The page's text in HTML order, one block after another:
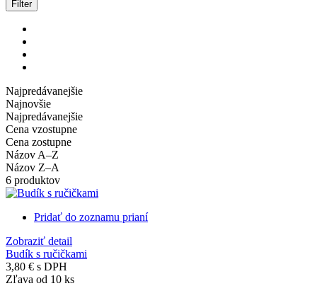
Filter
Najpredávanejšie
Najnovšie
Najpredávanejšie
Cena vzostupne
Cena zostupne
Názov A–Z
Názov Z–A
6 produktov
Pridať do zoznamu prianí
Zobraziť detail
Budík s ručičkami
3,80 € s DPH
Zľava od 10 ks